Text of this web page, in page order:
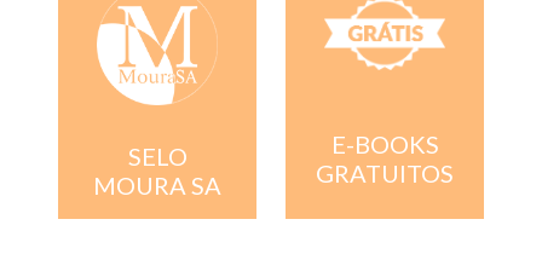
SELO
MOURA SA
E-BOOKS
GRATUITOS